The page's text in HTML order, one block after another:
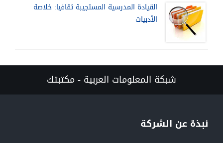
القيادة المدرسية المستجيبة ثقافيا: خلاصة
الأدبيات
شبكة المعلومات العربية - مكتبتك
نبذة عن الشركة